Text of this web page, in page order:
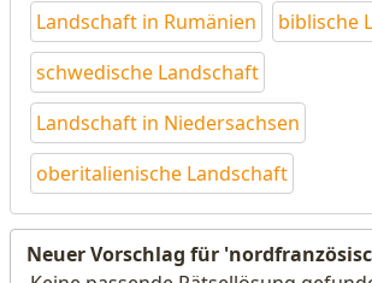
Landschaft in Rumänien
biblische
schwedische Landschaft
Landschaft in Niedersachsen
oberitalienische Landschaft
Neuer Vorschlag für